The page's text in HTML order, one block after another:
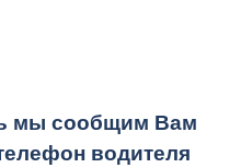
мы сообщим Вам
водителя